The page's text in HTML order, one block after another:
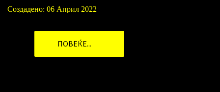
Создадено: 06 Април 2022
ПОВЕЌЕ...